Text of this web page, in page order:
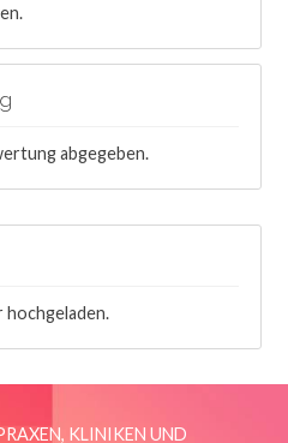
abgegeben.
hochgeladen.
KLINIKEN UND